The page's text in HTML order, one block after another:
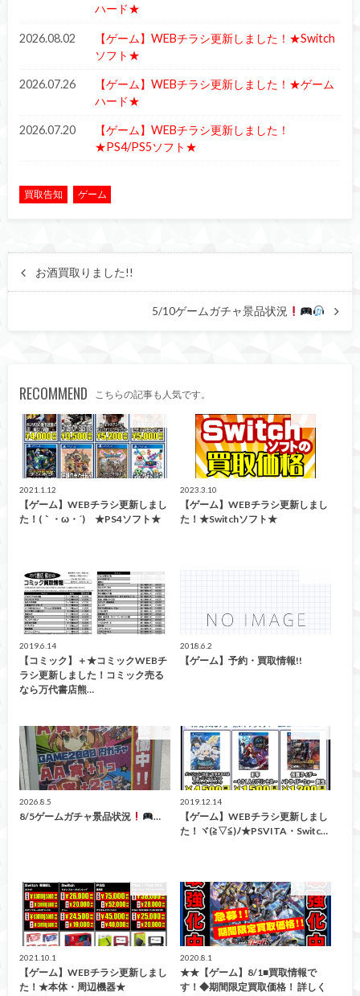
ハード★
2026.08.02
【ゲーム】WEBチラシ更新しました！★Switch
ソフト★
2026.07.26
【ゲーム】WEBチラシ更新しました！★ゲーム
ハード★
2026.07.20
【ゲーム】WEBチラシ更新しました！
★PS4/PS5ソフト★
買取告知 ゲーム
お酒買取りました!!
5/10ゲームガチャ景品状況
RECOMMEND こちらの記事も人気です。
2021.1.12
【ゲーム】WEBチラシ更新しまし
た！(｀・ω・´)ゞ★PS4ソフト★
買取告知
2023.3.10
【ゲーム】WEBチラシ更新しまし
た！★Switchソフト★
買取告知
2019.6.14
【コミック】＋★コミックWEBチ
ラシ更新しました！コミック売る
なら万代書店熊…
2018.6.2
【ゲーム】予約・買取情報!!
2026.8.5
8/5ゲームガチャ景品状況 …
買取告知
2019.12.14
【ゲーム】WEBチラシ更新しまし
た！ヾ(≧▽≦)ﾉ★PSVITA・Switc…
買取告知
2021.10.1
【ゲーム】WEBチラシ更新しまし
た！★本体・周辺機器★
買取告知
2020.8.1
★★【ゲーム】8/1■買取情報で
す！◆期間限定買取価格！ 詳しく